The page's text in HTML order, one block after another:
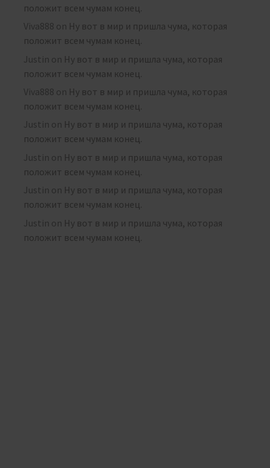
положит всем чумам конец.
Viva888 on Ну вот в мир и пришла чума, которая
положит всем чумам конец.
Justin on Ну вот в мир и пришла чума, которая
положит всем чумам конец.
Viva888 on Ну вот в мир и пришла чума, которая
положит всем чумам конец.
Justin on Ну вот в мир и пришла чума, которая
положит всем чумам конец.
Justin on Ну вот в мир и пришла чума, которая
положит всем чумам конец.
Justin on Ну вот в мир и пришла чума, которая
положит всем чумам конец.
Justin on Ну вот в мир и пришла чума, которая
положит всем чумам конец.